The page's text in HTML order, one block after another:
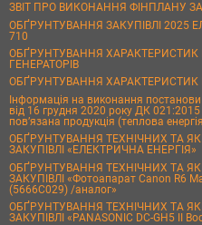
ЗВІТ ПРО ВИКОНАННЯ ФІНПЛАНУ ЗА
ОБҐРУНТУВАННЯ ЗАКУПІВЛІ 2025
710
ОБҐРУНТУВАННЯ
ГЕНЕРАТОРІВ
ОБҐРУНТУВАННЯ ХАРАКТЕРИСТИК
Інформація на виконання
від 16 грудня 2020 року ДК
пов’язана продукція (теплова
ОБҐРУНТУВАННЯ ТЕХНІЧНИХ ТА
ЗАКУПІВЛІ «ЕЛЕКТРИЧНА ЕНЕРГІЯ»
ОБҐРУНТУВАННЯ ТЕХНІЧНИХ ТА
ЗАКУПІВЛІ «Фотоапарат Canon R6
(5666C029) /аналог»
ОБҐРУНТУВАННЯ ТЕХНІЧНИХ ТА
ЗАКУПІВЛІ «PANASONIC DC-GH5 II